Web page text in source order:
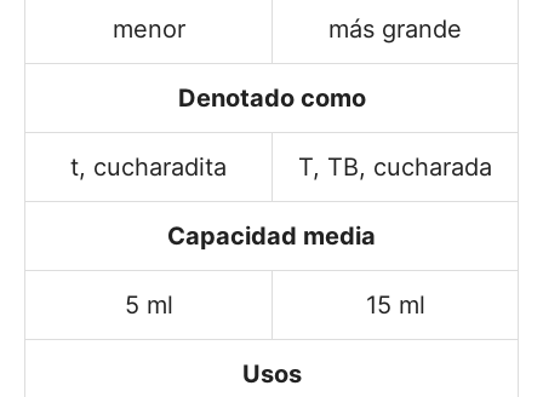
menor más grande
Denotado como
t, cucharadita T, TB, cucharada
Capacidad media
5 ml 15 ml
Usos